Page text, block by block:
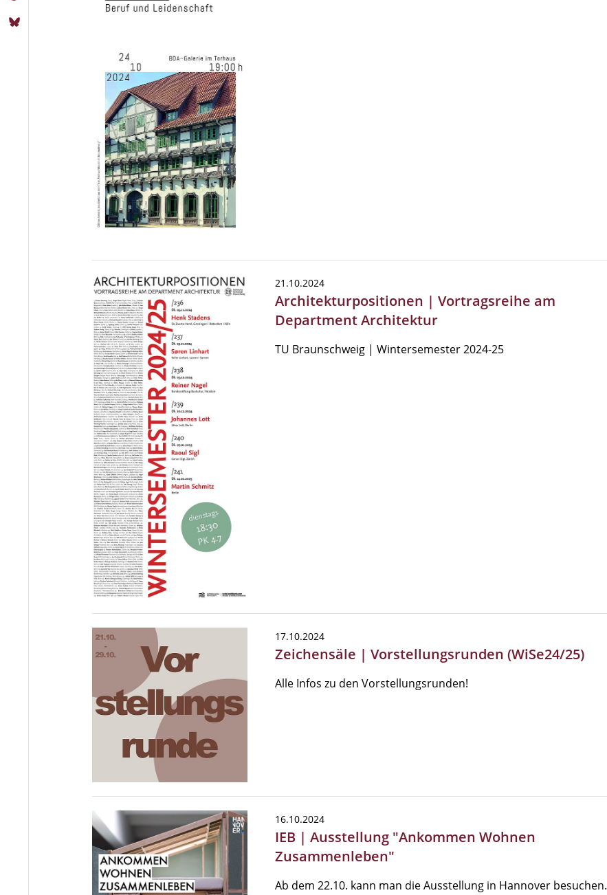
21.10.2024
Architekturpositionen | Vortragsreihe am
Department Architektur
TU Braunschweig | Wintersemester 2024-25
17.10.2024
Zeichensäle | Vorstellungsrunden (WiSe24/25)
Alle Infos zu den Vorstellungsrunden!
16.10.2024
IEB | Ausstellung "Ankommen Wohnen
Zusammenleben"
Ab dem 22.10. kann man die Ausstellung in Hannover besuchen.